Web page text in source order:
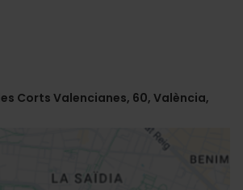
Corts Valencianes, 60, València,